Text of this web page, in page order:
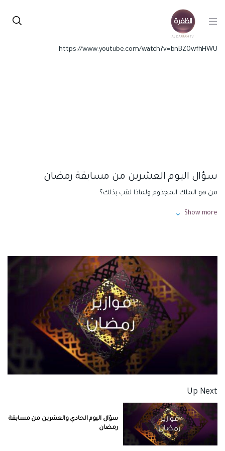
https://www.youtube.com/watch?v=bnBZ0wfhHWU
سؤال اليوم العشرين من مسابقة رمضان
من هو الملك المجذوم ولماذا لقب بذلك؟
Show more
Up Next
سؤال اليوم الحادي والعشرين من مسابقة
رمضان